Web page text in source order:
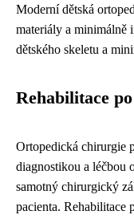
Moderní dětská
materiály a minimálně
dětského skeletu a
Rehabilitace
Ortopedická chirurgie
diagnostikou a léčbou
samotný chirurgický
pacienta. Rehabilitace